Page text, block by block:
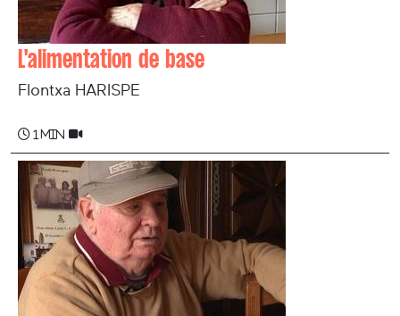
L'alimentation de base
Flontxa HARISPE
1 min